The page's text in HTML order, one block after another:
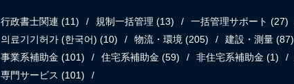
行政書士関連 (11) 規制一括管理 (13) 一括管理サポート (27)
의료기기허가 (한국어) (10) 物流・環境 (205) 建設・測量 (87)
事業系補助金 (101) 住宅系補助金 (59) 非住宅系補助金 (1)
専門サービス (101)